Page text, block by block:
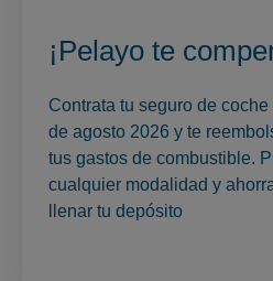
¡Pelayo te
Contrata tu seguro de
de agosto 2026 y te
tus gastos de combustible.
cualquier modalidad y
llenar tu depósito